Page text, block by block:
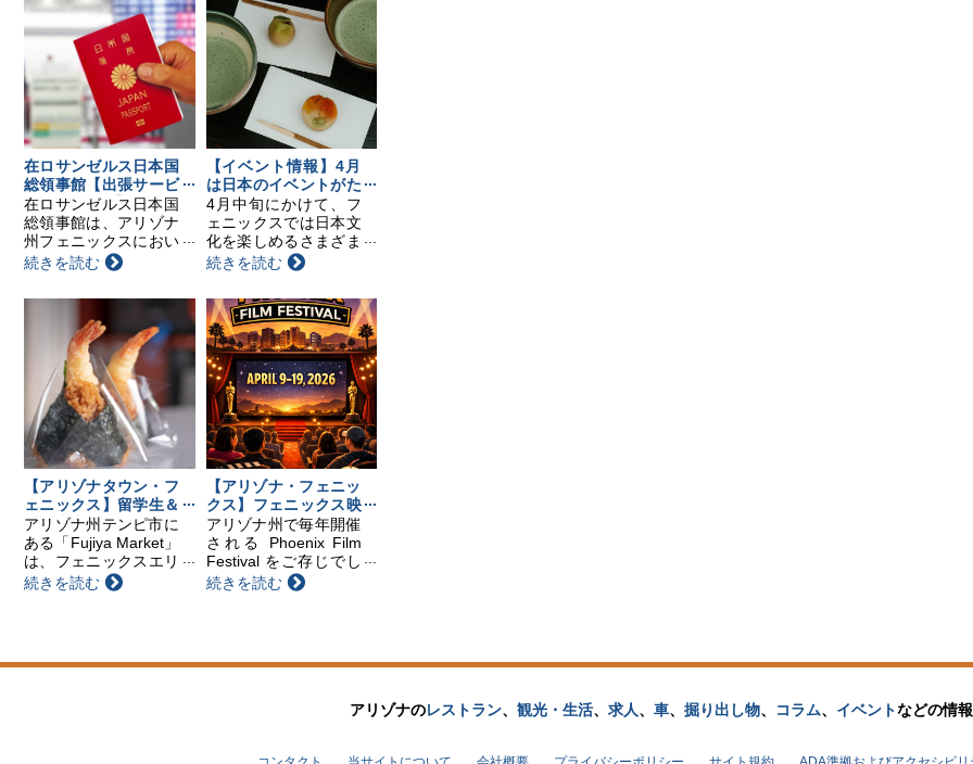
在ロサンゼルス日本国
総領事館【出張サービ
スのお知らせ】
在ロサンゼルス日本国
総領事館は、アリゾナ
州フェニックスにおい
て以下の日程で領事出
す。（※事前予約制）
付は行いませんのでご
留意ください。 領事
出張サービス スケ
ジ...
続きを読む
【イベント情報】4月
は日本のイベントがた
くさん！要チェック！
4月中旬にかけて、フ
ェニックスでは日本文
化を楽しめるさまざま
なイベントが開催され
べを楽しめるティーテ
イスティングから、本
格的な茶道体験、盆栽
展示、そしてアジア文
化や食・パフォーマ
ン...
続きを読む
【アリゾナタウン・フ
ェニックス】留学生＆
在住者必見！フェニッ
クスの“日本のコンビ
ニ”
アリゾナ州テンピ市に
ある「Fujiya Market」
は、フェニックスエリ
アのほぼ中心に位置す
本人留学生や現地在住
続きを読む
【アリゾナ・フェニッ
クス】フェニックス映
画祭のご紹介
アリゾナ州で毎年開催
される Phoenix Film
Festival をご存じでし
ょうか？ 今年は、4月
日間にわたり...
続きを読む
アリゾナのレストラン、 観光・生活、 求人、 車、 掘り出し物、 コラム、 イベントなどの情